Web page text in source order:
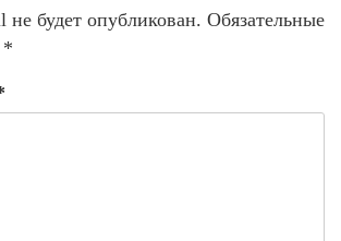
будет опубликован. Обязательные
*